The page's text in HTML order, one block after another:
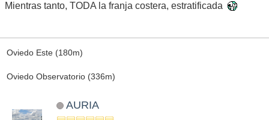
Mientras tanto, TODA la franja costera, estratificada
Oviedo Este (180m)
Oviedo Observatorio (336m)
AURIA